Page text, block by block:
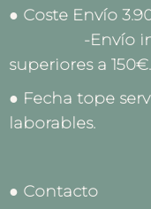
● Coste
-Envío
superiores a 150€.
● Fecha tope
laborables.
● Contacto